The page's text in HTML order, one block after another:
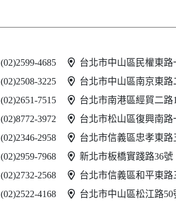
(02)2599-4685
台北市中山區民權東路
(02)2508-3225
台北市中山區南京東路
(02)2651-7515
台北市南港區經貿二路
(02)8772-3972
台北市松山區復興南路
(02)2346-2958
台北市信義區忠孝東路
(02)2959-7968
新北市板橋實踐路36號
(02)2732-2568
台北市信義區和平東路
(02)2522-4168 台北市中山區松江路50